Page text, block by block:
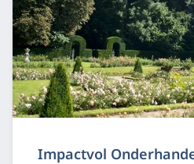
Impactvol